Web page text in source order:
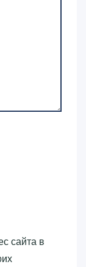
сайта в